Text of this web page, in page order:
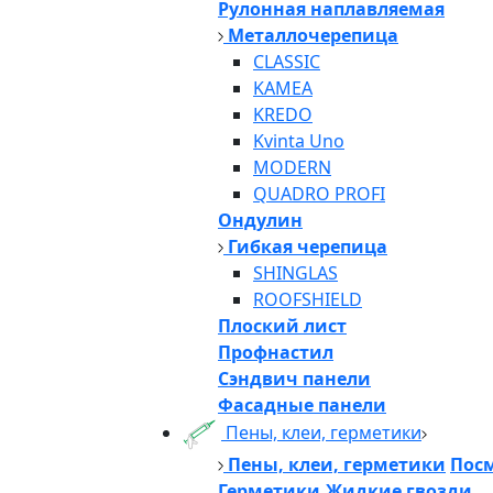
Рулонная наплавляемая
Металлочерепица
CLASSIC
KAMEA
KREDO
Kvinta Uno
MODERN
QUADRO PROFI
Ондулин
Гибкая черепица
SHINGLAS
ROOFSHIELD
Плоский лист
Профнастил
Сэндвич панели
Фасадные панели
Пены, клеи, герметики
Пены, клеи, герметики